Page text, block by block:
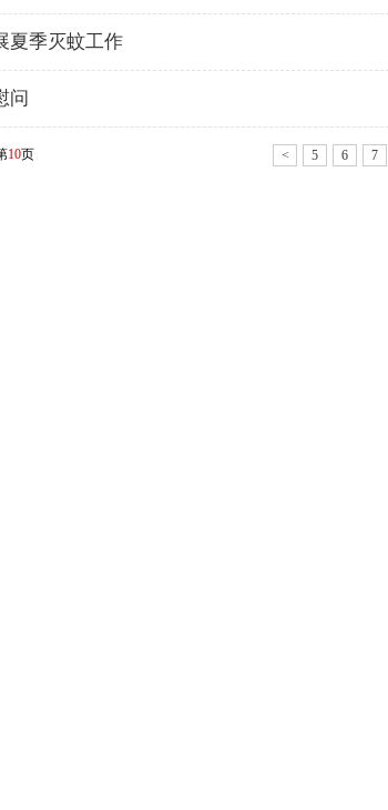
夏季灭蚊工作
问
10页 < 5 6 7